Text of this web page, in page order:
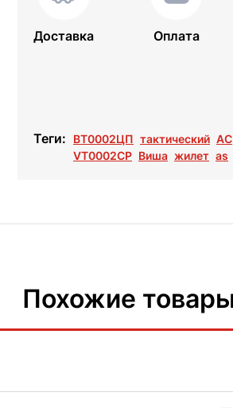
Доставка Оплата
Теги: ВТ0002ЦП тактический АС
VT0002CP Виша жилет as
Похожие